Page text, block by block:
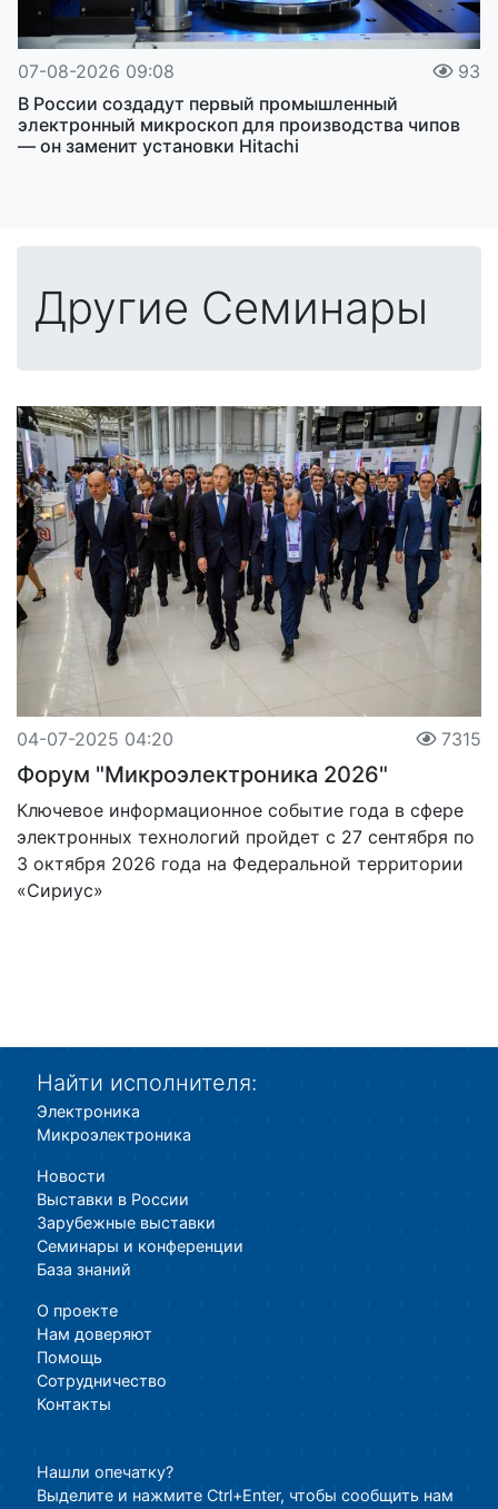
07-08-2026 09:08
93
В России создадут первый промышленный
электронный микроскоп для производства чипов
— он заменит установки Hitachi
Другие Семинары
04-07-2025 04:20 7315
Форум "Микроэлектроника 2026"
Ключевое информационное событие года в сфере
электронных технологий пройдет с 27 сентября по
3 октября 2026 года на Федеральной территории
«Сириус»
Найти исполнителя:
Электроника
Микроэлектроника
Новости
Выставки в России
Зарубежные выставки
Семинары и конференции
База знаний
О проекте
Нам доверяют
Помощь
Сотрудничество
Контакты
Нашли опечатку?
Выделите и нажмите Ctrl+Enter, чтобы сообщить нам